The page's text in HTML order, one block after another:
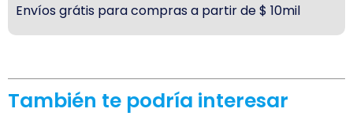
Envíos grátis para compras a partir de $ 10mil
También te podría interesar